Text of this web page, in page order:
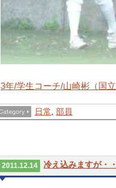
3年/学生コーチ/山崎彬（国
日常 , 部員
2011.12.14 冷え込みますが・